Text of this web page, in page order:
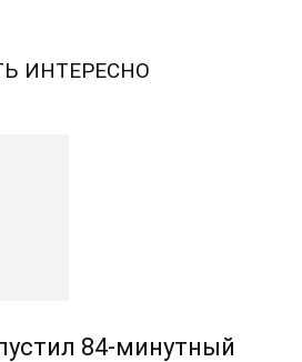
ИНТЕРЕСНО
84-минутный